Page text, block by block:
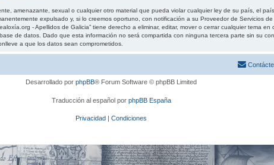
amenazante, sexual o cualquier otro material que pueda violar cualquier ley de su país, el
expulsado y, si lo creemos oportuno, con notificación a su Proveedor de Servicios
- Apellidos de Galicia” tiene derecho a eliminar, editar, mover o cerrar cualquier tema
de datos. Dado que esta información no será compartida con ninguna tercera parte sin su
a que los datos sean comprometidos.
Desarrollado por phpBB® Forum Software © phpBB Limited
Traducción al español por phpBB España
Privacidad | Condiciones